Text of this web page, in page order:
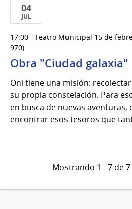
04
JUL
de
Jul
del
2025
17:00 - Teatro Municipal 15 de
970)
Obra "Ciudad galaxia"
Oni tiene una misión:
su propia constelación. Para
en busca de nuevas
encontrar esos tesoros que
Mostrando 1 - 7 de